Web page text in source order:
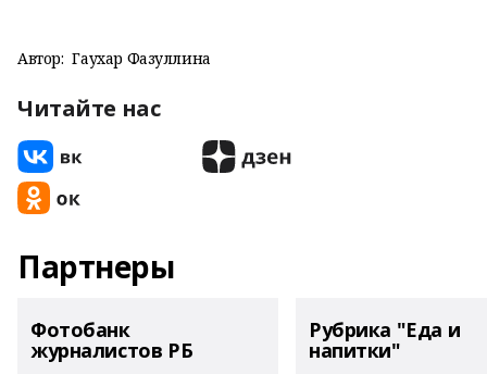
Автор: Гаухар Фазуллина
Читайте нас
Партнеры
Фотобанк
журналистов РБ
Рубрика "Еда и
напитки"